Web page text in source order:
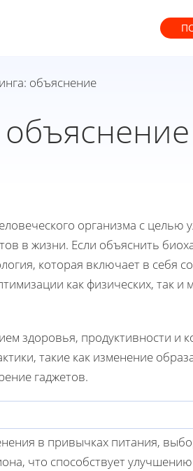
объяснение
организма с целью
в жизни. Если объяснить
которая включает в себя
как физических, так и
здоровья, продуктивности и
такие как изменение
гаджетов.
в привычках питания,
что способствует